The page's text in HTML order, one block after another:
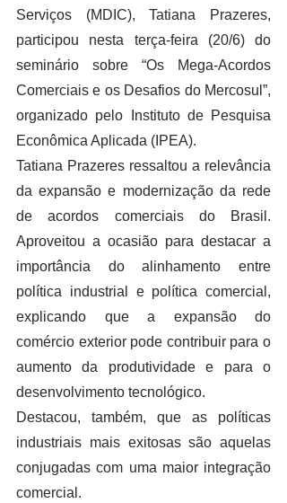
Serviços (MDIC), Tatiana Prazeres,
participou nesta terça-feira (20/6) do
seminário sobre “Os Mega-Acordos
Comerciais e os Desafios do Mercosul”,
organizado pelo Instituto de Pesquisa
Econômica Aplicada (IPEA).
Tatiana Prazeres ressaltou a relevância
da expansão e modernização da rede
de acordos comerciais do Brasil.
Aproveitou a ocasião para destacar a
importância do alinhamento entre
política industrial e política comercial,
explicando que a expansão do
comércio exterior pode contribuir para o
aumento da produtividade e para o
desenvolvimento tecnológico.
Destacou, também, que as políticas
industriais mais exitosas são aquelas
conjugadas com uma maior integração
comercial.